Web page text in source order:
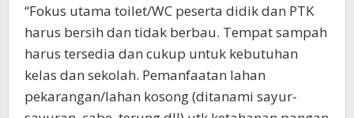
“Fokus utama toilet/WC peserta didik dan PTK
harus bersih dan tidak berbau. Tempat sampah
harus tersedia dan cukup untuk kebutuhan
kelas dan sekolah. Pemanfaatan lahan
pekarangan/lahan kosong (ditanami sayur-